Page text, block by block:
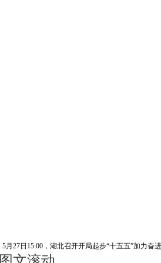
5月27日15:00，湖北召开开局起步“十五五”加力